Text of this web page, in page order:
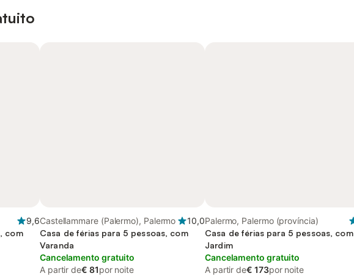
9,6
com
Castellammare (Palermo), Palermo
10,0
Casa de férias para 5 pessoas, com
Varanda
Cancelamento gratuito
A partir de€ 81por noite
Palermo, Palermo (província)
Casa de férias para 5 pessoas, com
Jardim
Cancelamento gratuito
A partir de€ 173por noite